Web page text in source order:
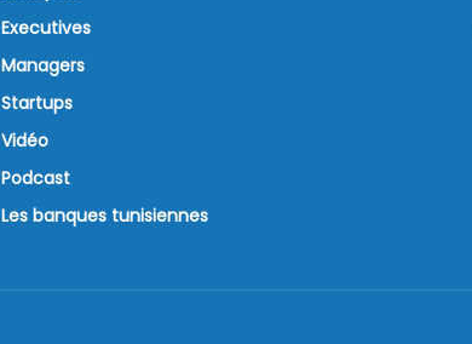
Executives
Managers
Startups
Vidéo
Podcast
Les banques tunisiennes